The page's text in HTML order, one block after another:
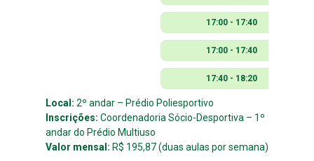
17:00 - 17:40
17:00 - 17:40
17:40 - 18:20
Local: 2º andar – Prédio Poliesportivo
Inscrições: Coordenadoria Sócio-Desportiva – 1º
andar do Prédio Multiuso
Valor mensal: R$ 195,87 (duas aulas por semana)